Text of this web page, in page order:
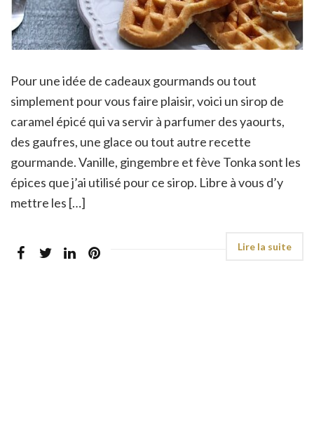
Pour une idée de cadeaux gourmands ou tout
simplement pour vous faire plaisir, voici un sirop de
caramel épicé qui va servir à parfumer des yaourts,
des gaufres, une glace ou tout autre recette
gourmande. Vanille, gingembre et fève Tonka sont les
épices que j’ai utilisé pour ce sirop. Libre à vous d’y
mettre les […]